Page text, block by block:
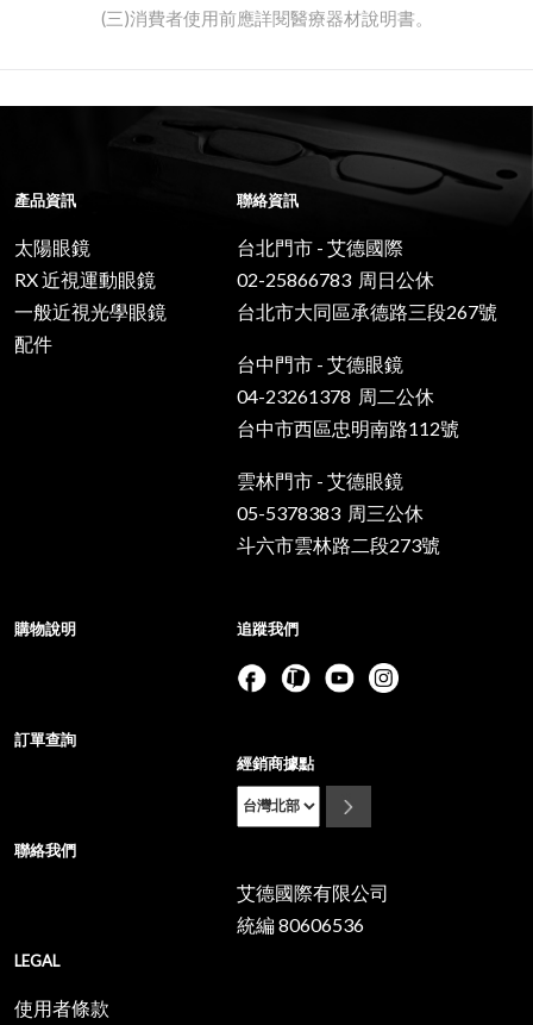
(三)消費者使用前應詳閱醫療器材說明書。
產品資訊
太陽眼鏡
RX 近視運動眼鏡
一般近視光學眼鏡
配件
聯絡資訊
台北門市 - 艾德國際
02-25866783 周日公休
台北市大同區承德路三段267號
台中門市 - 艾德眼鏡
04-23261378 周二公休
台中市西區忠明南路112號
雲林門市 - 艾德眼鏡
05-5378383 周三公休
斗六市雲林路二段273號
購物說明
訂單查詢
聯絡我們
LEGAL
使用者條款
追蹤我們
經銷商據點
艾德國際有限公司
統編 80606536